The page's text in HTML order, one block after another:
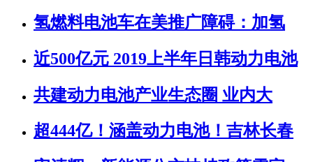
氢燃料电池车在美推广障碍：加氢
近500亿元 2019上半年日韩动力电池
共建动力电池产业生态圈 业内大
超444亿！涵盖动力电池！吉林长春